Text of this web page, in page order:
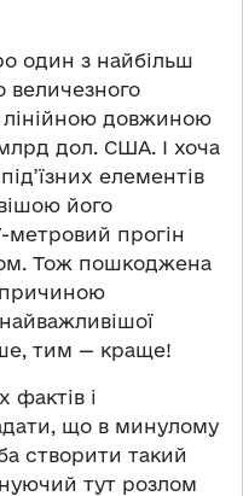
один з найбільш
величезного
лінійною довжиною
дол. США. І хоча
елементів
його
метровий прогін
Тож пошкоджена
причиною
тим — краще!
фактів і
що в минулому
створити такий
тут розлом